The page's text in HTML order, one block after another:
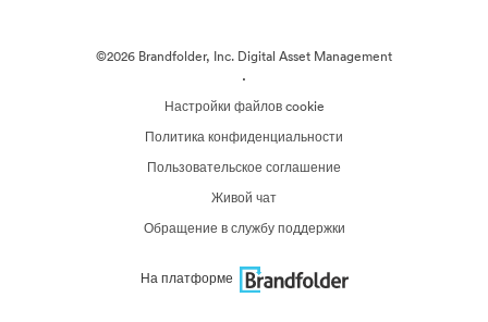
©2026 Brandfolder, Inc. Digital Asset Management
·
Настройки файлов cookie
Политика конфиденциальности
Пользовательское соглашение
Живой чат
Обращение в службу поддержки
На платформе